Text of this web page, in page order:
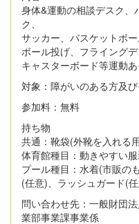
身体&運動の相談デスク、
ク、
サッカー、バスケットボ
ボール投げ、フライングデ
キャスターボード等運動
対象：障がいのある方及
参加料：無料
持ち物
共通：靴袋(外靴を入れる
体育館種目：動きやすい
プール種目：水着(市販の
(任意)、ラッシュガード(
問い合わせ先：一般財団
業部事業課事業係